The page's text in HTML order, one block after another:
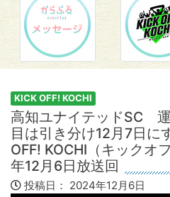
KICK OFF! KOCHI
高知ユナイテッドSC
目は引き分け12月7日に
OFF! KOCHI（キックオ
年12月6日放送回
投稿日： 2024年12月6日